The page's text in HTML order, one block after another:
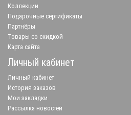
Коллекции
Подарочные сертификаты
Партнёры
Товары со скидкой
Карта сайта
Личный кабинет
Личный кабинет
История заказов
Мои закладки
Рассылка новостей